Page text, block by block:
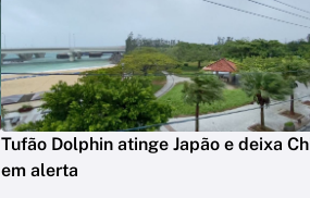
Tufão Dolphin atinge Japão e deixa
em alerta